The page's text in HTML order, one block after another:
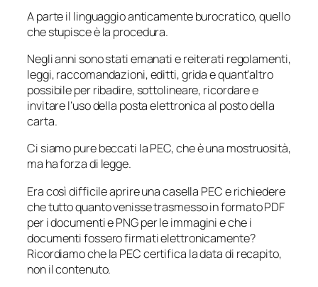
A parte il linguaggio anticamente burocratico, quello
che stupisce è la procedura.
Negli anni sono stati emanati e reiterati regolamenti,
leggi, raccomandazioni, editti, grida e quant’altro
possibile per ribadire, sottolineare, ricordare e
invitare l’uso della posta elettronica al posto della
carta.
Ci siamo pure beccati la PEC, che è una mostruosità,
ma ha forza di legge.
Era così difficile aprire una casella PEC e richiedere
che tutto quanto venisse trasmesso in formato PDF
per i documenti e PNG per le immagini e che i
documenti fossero firmati elettronicamente?
Ricordiamo che la PEC certifica la data di recapito,
non il contenuto.